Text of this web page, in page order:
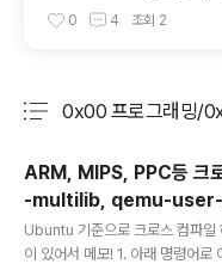
벌 시상식 후기
0 4 조회 2
0x00 프로그래밍/
ARM, MIPS, PPC등 크
-multilib, qemu-
Ubuntu 기준으로 크로스 컴파일
이 있어서 메모! 1. 아래 명령어